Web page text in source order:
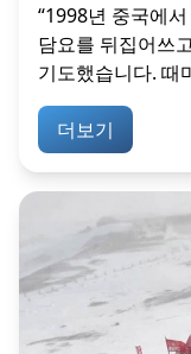
“1998년 중국에
담요를 뒤집어쓰
기도했습니다. 때
더보기